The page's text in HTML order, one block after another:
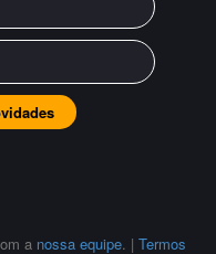
a nossa equipe. | Termos